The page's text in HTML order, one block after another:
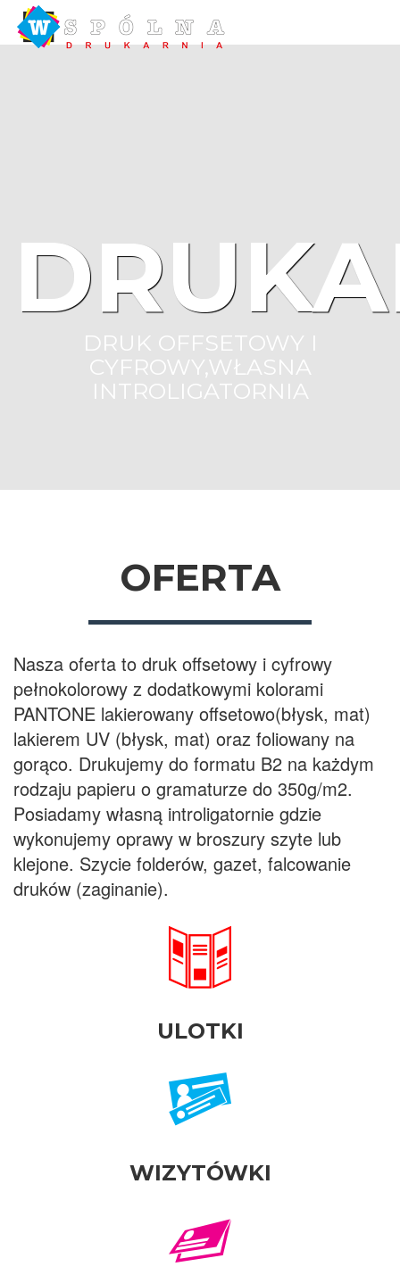
DRUK OFFSETOWY I
CYFROWY,WŁASNA
INTROLIGATORNIA
OFERTA
Nasza oferta to druk offsetowy i cyfrowy
pełnokolorowy z dodatkowymi kolorami
PANTONE lakierowany offsetowo(błysk, mat)
lakierem UV (błysk, mat) oraz foliowany na
gorąco. Drukujemy do formatu B2 na każdym
rodzaju papieru o gramaturze do 350g/m2.
Posiadamy własną introligatornie gdzie
wykonujemy oprawy w broszury szyte lub
klejone. Szycie folderów, gazet, falcowanie
druków (zaginanie).
ULOTKI
WIZYTÓWKI